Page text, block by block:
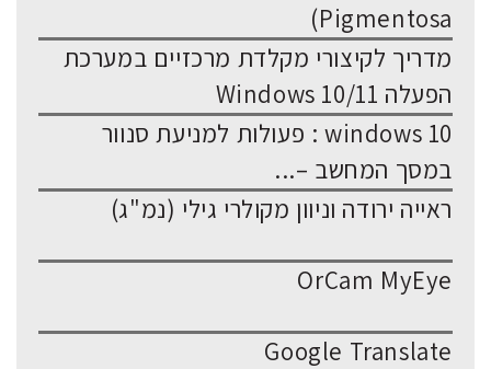
Pigmentosa)
מדריך לקיצורי מקלדת מרכזיים במערכת
הפעלה Windows 10/11
windows 10 : פעולות למניעת סנוור
במסך המחשב –...
ראייה ירודה וניוון מקולרי גילי (נמ"ג)
OrCam MyEye
Google Translate